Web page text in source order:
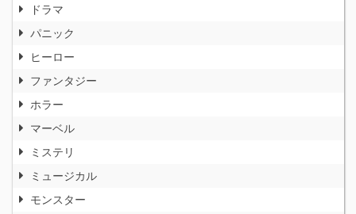
ドラマ
パニック
ヒーロー
ファンタジー
ホラー
マーベル
ミステリ
ミュージカル
モンスター